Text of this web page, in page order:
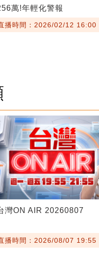
萬!年輕化警報
播時間：2026/02/12 16:00
灣ON AIR 20260807
播時間：2026/08/07 19:55